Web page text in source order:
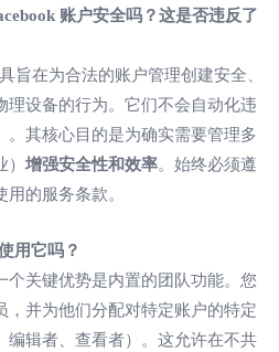
账户安全吗？这是否违反了
旨在为合法的账户管理创建安全、
理设备的行为。它们不会自动化违
。其核心目的是为确实需要管理多
增强安全性和效率。始终必须遵
的服务条款。
用它吗？
个关键优势是内置的团队功能。您
，并为他们分配对特定账户的特定
编辑者、查看者）。这允许在不共